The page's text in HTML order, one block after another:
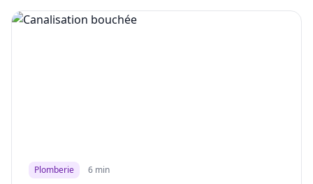
Plomberie 6 min